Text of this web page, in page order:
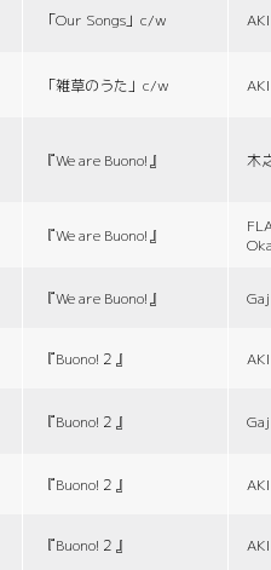
「Our Songs」c/w
「雑草のうた」c/w
『We are Buono!』 木
『We are Buono!』
『We are Buono!』
『Buono!２』
『Buono!２』
『Buono!２』
『Buono!２』